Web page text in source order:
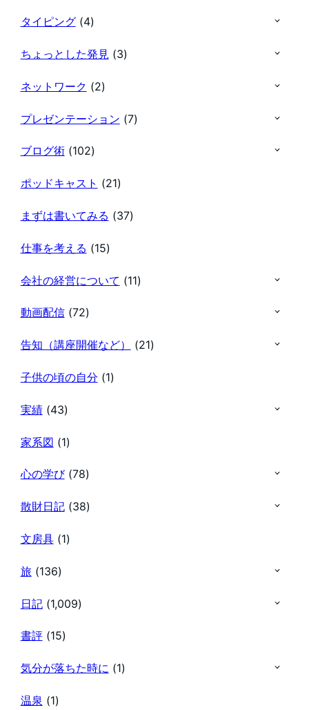
タイピング(4)
ちょっとした発見 (3)
ネットワーク (2)
プレゼンテーション (7)
ブログ術(102)
ポッドキャスト (21)
まずは書いてみる (37)
仕事を考える (15)
会社の経営について (11)
動画配信(72)
告知（講座開催など） (21)
子供の頃の自分 (1)
実績(43)
家系図 (1)
心の学び(78)
散財日記(38)
文房具(1)
旅 (136)
日記(1,009)
書評(15)
気分が落ちた時に (1)
温泉 (1)